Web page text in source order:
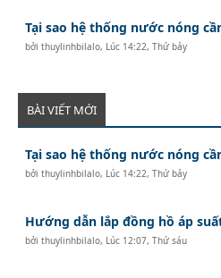
Tại sao hệ thống nước nóng
bởithuylinhbilalo, Lúc 14:22, Thứ bảy
BÀI VIẾT MỚI
Tại sao hệ thống nước nóng
bởithuylinhbilalo, Lúc 14:22, Thứ bảy
Hướng dẫn lắp đồng hồ áp
bởithuylinhbilalo, Lúc 12:07, Thứ sáu